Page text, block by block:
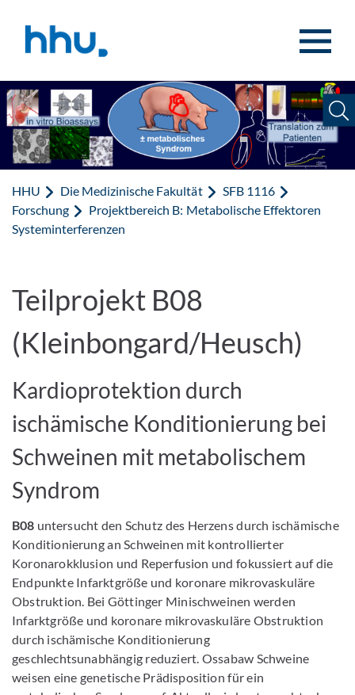
HHU Die Medizinische Fakultät
SFB 1116
Forschung
Projektbereich B: Metabolische Effektoren
Systeminterferenzen
Teilprojekt B08
(Kleinbongard/Heusch)
Kardioprotektion durch
ischämische Konditionierung bei
Schweinen mit metabolischem
Syndrom
B08 untersucht den Schutz des Herzens durch ischämische
Konditionierung an Schweinen mit kontrollierter
Koronarokklusion und Reperfusion und fokussiert auf die
Endpunkte Infarktgröße und koronare mikrovaskuläre
Obstruktion. Bei Göttinger Minischweinen werden
Infarktgröße und koronare mikrovaskuläre Obstruktion
durch ischämische Konditionierung
geschlechtsunabhängig reduziert. Ossabaw Schweine
weisen eine genetische Prädisposition für ein